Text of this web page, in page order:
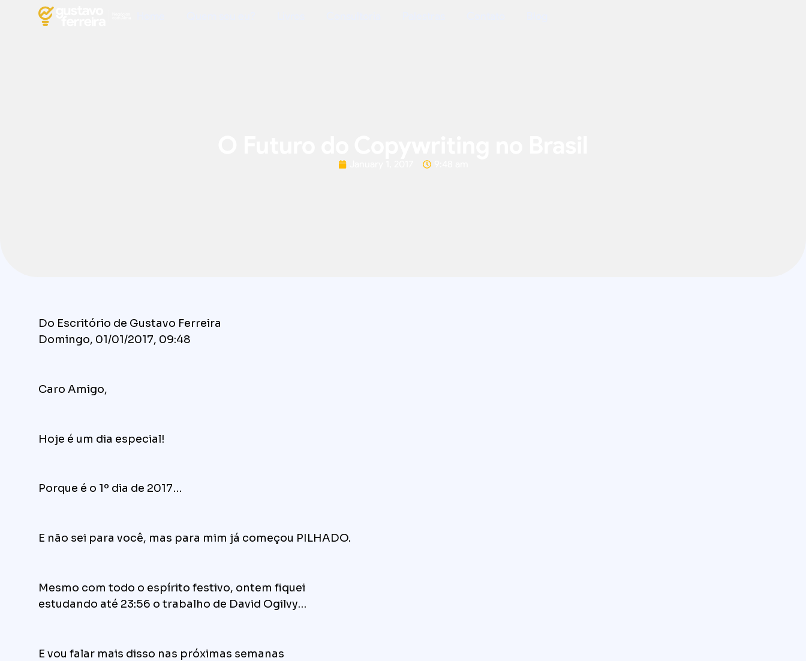
Do Escritório de Gustavo Ferreira
Domingo, 01/01/2017, 09:48
Caro Amigo,
Hoje é um dia especial!
Porque é o 1º dia de 2017…
E não sei para você, mas para mim já começou PILHADO.
Mesmo com todo o espírito festivo, ontem fiquei
estudando até 23:56 o trabalho de David Ogilvy…
E vou falar mais disso nas próximas semanas